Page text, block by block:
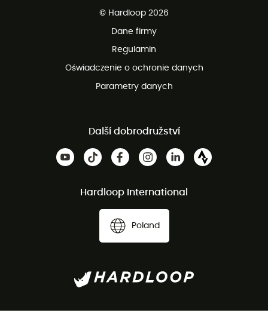
© Hardloop 2026
Dane firmy
Regulamin
Oświadczenie o ochronie danych
Parametry danych
Další dobrodružství
Hardloop International
Poland